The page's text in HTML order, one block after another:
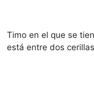
Timo en el que se
está entre dos